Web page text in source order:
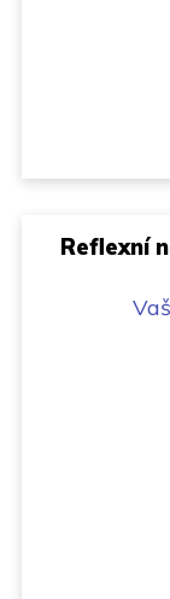
Reflexní